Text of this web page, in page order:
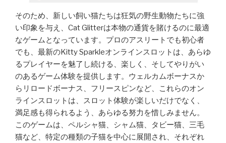
そのため、新しい飼い猫たちは狂気の野生動物たちに強
い印象を与え、Cat Glitterは本物の通貨を賭けるのに最適
なゲームとなっています。プロのアスリートでも初心者
でも、最新のKitty Sparkleオンラインスロットは、あらゆ
るプレイヤーを魅了し続ける、楽しく、そしてやりがい
のあるゲーム体験を提供します。ウェルカムボーナスか
らリロードボーナス、フリースピンなど、これらのオン
ラインスロットは、スロット体験が楽しいだけでなく、
満足感も得られるよう、あらゆる努力を惜しみません。
このゲームは、ペルシャ猫、シャム猫、タビー猫、三毛
猫など、特定の種類の子猫を中心に展開され、それぞれ